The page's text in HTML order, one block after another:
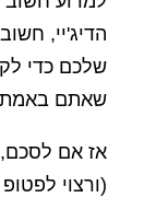
הדיג'יי,
שלכם כדי
שאתם באמת
אז אם
(ורצוי